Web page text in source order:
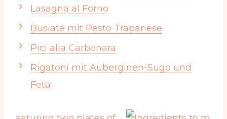
Lasagna al Forno
Busiate mit Pesto Trapanese
Pici alla Carbonara
Rigatoni mit Auberginen-Sugo und
Feta